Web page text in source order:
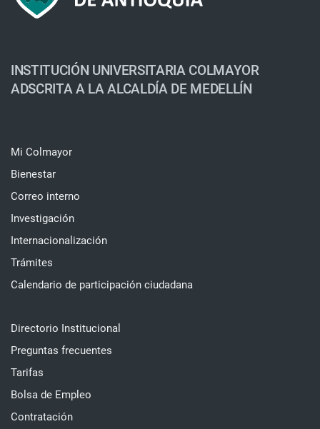
INSTITUCIÓN UNIVERSITARIA COLMAYOR
ADSCRITA A LA ALCALDÍA DE MEDELLÍN
Mi Colmayor
Bienestar
Correo interno
Investigación
Internacionalización
Trámites
Calendario de participación ciudadana
Directorio Institucional
Preguntas frecuentes
Tarifas
Bolsa de Empleo
Contratación